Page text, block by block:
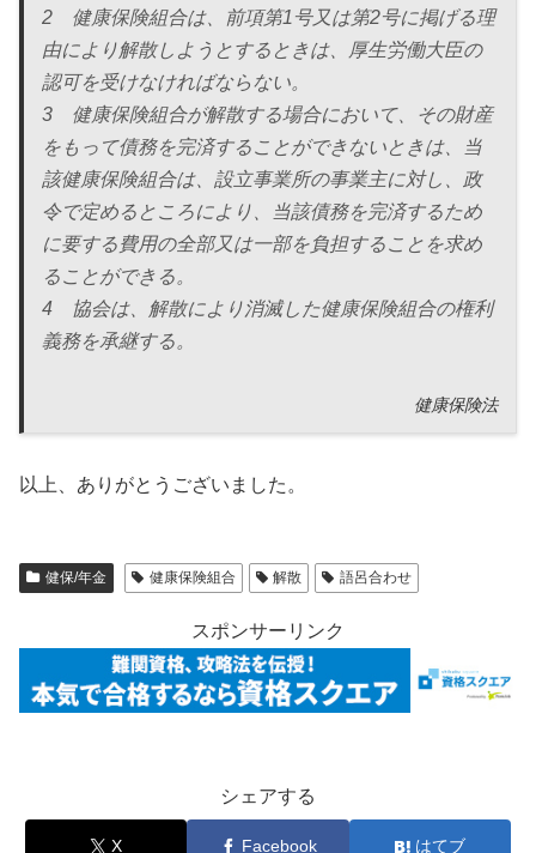
2 健康保険組合は、前項第1号又は第2号に掲げる理
由により解散しようとするときは、厚生労働大臣の
認可を受けなければならない。
3 健康保険組合が解散する場合において、その財産
をもって債務を完済することができないときは、当
該健康保険組合は、設立事業所の事業主に対し、政
令で定めるところにより、当該債務を完済するため
に要する費用の全部又は一部を負担することを求め
ることができる。
4 協会は、解散により消滅した健康保険組合の権利
義務を承継する。
健康保険法
以上、ありがとうございました。
健保/年金 健康保険組合 解散 語呂合わせ
スポンサーリンク
シェアする
X Facebook はてブ